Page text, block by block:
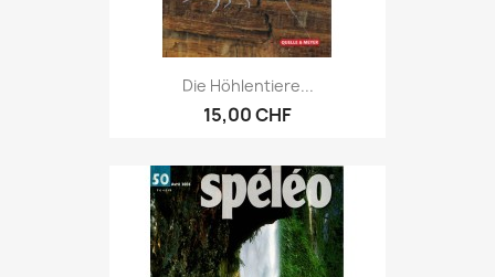
Die Höhlentiere...
15,00 CHF